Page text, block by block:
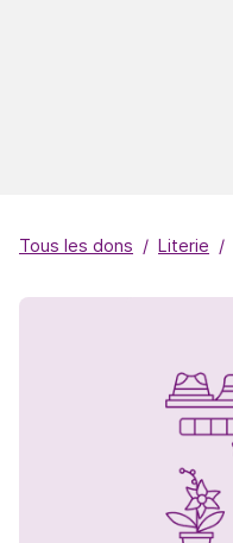
Tous les dons Literie